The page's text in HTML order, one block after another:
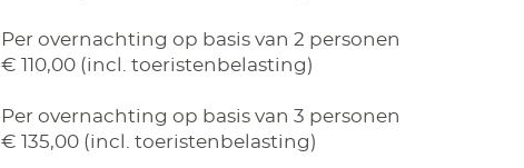
Per overnachting op basis van 2 personen
€ 110,00 (incl. toeristenbelasting)
Per overnachting op basis van 3 personen
€ 135,00 (incl. toeristenbelasting)